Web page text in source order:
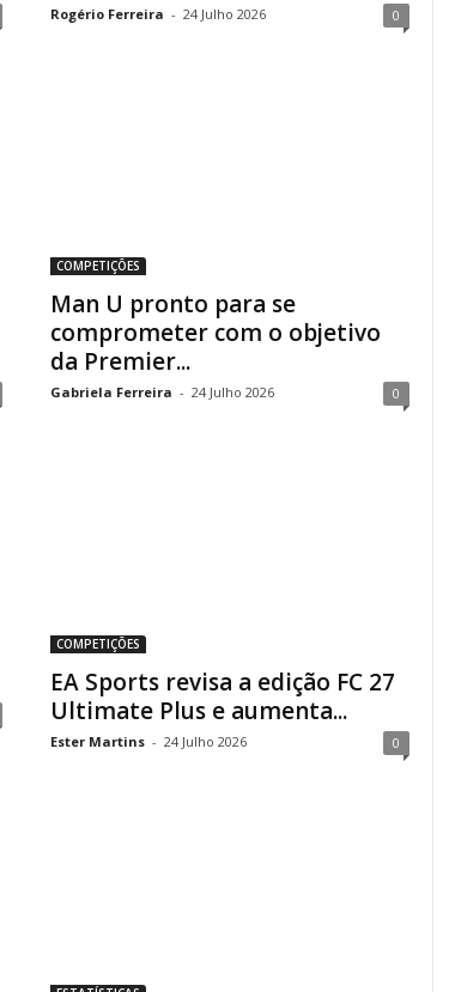
Rogério Ferreira - 24 Julho 2026 0
COMPETIÇÕES
Man U pronto para se
comprometer com o objetivo
da Premier...
Gabriela Ferreira - 24 Julho 2026 0
COMPETIÇÕES
EA Sports revisa a edição FC 27
Ultimate Plus e aumenta...
Ester Martins - 24 Julho 2026 0